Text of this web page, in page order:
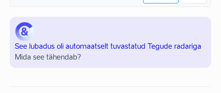
See lubadus oli automaatselt tuvastatud Tegude radariga
Mida see tähendab?